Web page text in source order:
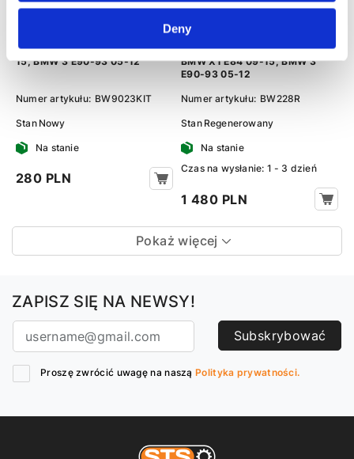
Deny
kierowniczej BMW X1 E84 09-
15, BMW 3 E90-93 05-12
Numer artykułu: BW9023KIT
Stan Nowy
Na stanie
280 PLN
Przekładnia kierownicza ze
wspomaganiem hydraulicznym
BMW X1 E84 09-15, BMW 3
E90-93 05-12
Numer artykułu: BW228R
Stan Regenerowany
Na stanie
Сzas na wysłanie: 1 - 3 dzień
1 480 PLN
Pokaż więcej
ZAPISZ SIĘ NA NEWSY!
Subskrybować
Proszę zwrócić uwagę na naszą Polityka prywatności.